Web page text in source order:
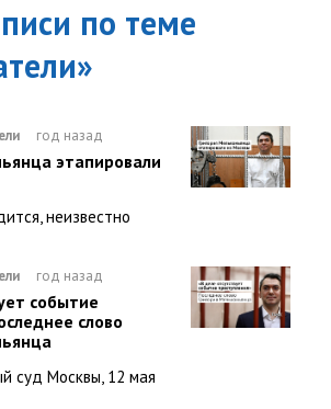
по теме
»
год назад
этапировали
неизвестно
год назад
событие
слово
суд Москвы, 12 мая